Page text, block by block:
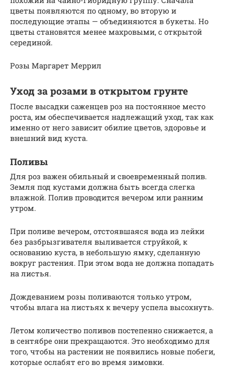
цветы появляются по одному, во вторую и
последующие этапы — объединяются в букеты. Но
цветы становятся менее махровыми, с открытой
серединой.
Розы Маргарет Меррил
Уход за розами в открытом грунте
После высадки саженцев роз на постоянное место
роста, им обеспечивается надлежащий уход, так как
именно от него зависит обилие цветов, здоровье и
внешний вид куста.
Поливы
Для роз важен обильный и своевременный полив.
Земля под кустами должна быть всегда слегка
влажной. Полив проводится вечером или ранним
утром.
При поливе вечером, отстоявшаяся вода из лейки
без разбрызгивателя выливается струйкой, к
основанию куста, в небольшую ямку, сделанную
вокруг растения. При этом вода не должна попадать
на листья.
Дождеванием розы поливаются только утром,
чтобы влага на листьях к вечеру успела высохнуть.
Летом количество поливов постепенно снижается, а
в сентябре они прекращаются. Это необходимо для
того, чтобы на растении не появились новые побеги,
которые ослабят его во время зимовки.